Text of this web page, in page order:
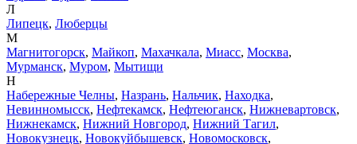
Л
Липецк, Люберцы
М
Магнитогорск, Майкоп, Махачкала, Миасс, Москва,
Мурманск, Муром, Мытищи
Н
Набережные Челны, Назрань, Нальчик, Находка,
Невинномысск, Нефтекамск, Нефтеюганск, Нижневартовск,
Нижнекамск, Нижний Новгород, Нижний Тагил,
Новокузнецк, Новокуйбышевск, Новомосковск,